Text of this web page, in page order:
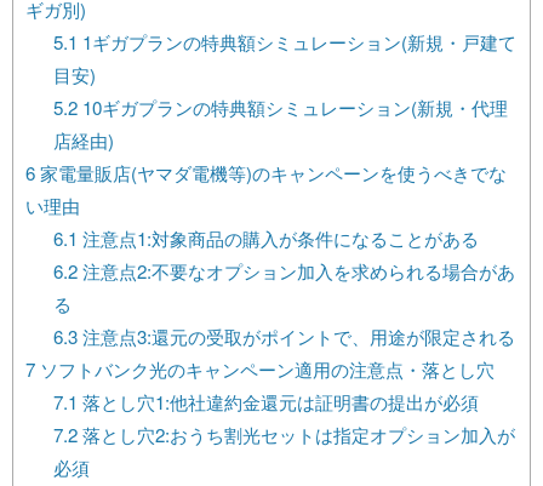
ギガ別)
5.1 1ギガプランの特典額シミュレーション(新規・戸建て
目安)
5.210ギガプランの特典額シミュレーション(新規・代理
店経由)
6家電量販店(ヤマダ電機等)のキャンペーンを使うべきでな
い理由
6.1 注意点1:対象商品の購入が条件になることがある
6.2注意点2:不要なオプション加入を求められる場合があ
る
6.3注意点3:還元の受取がポイントで、用途が限定される
7 ソフトバンク光のキャンペーン適用の注意点・落とし穴
7.1 落とし穴1:他社違約金還元は証明書の提出が必須
7.2落とし穴2:おうち割光セットは指定オプション加入が
必須